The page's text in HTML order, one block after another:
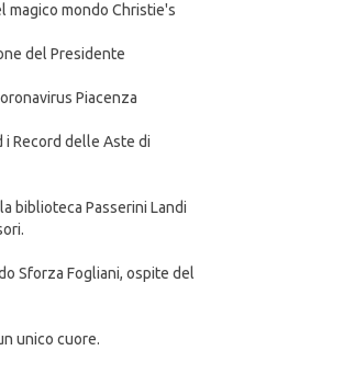
magico mondo Christie's
del Presidente
Piacenza
i Record delle Aste di
biblioteca Passerini Landi
Sforza Fogliani, ospite del
unico cuore.